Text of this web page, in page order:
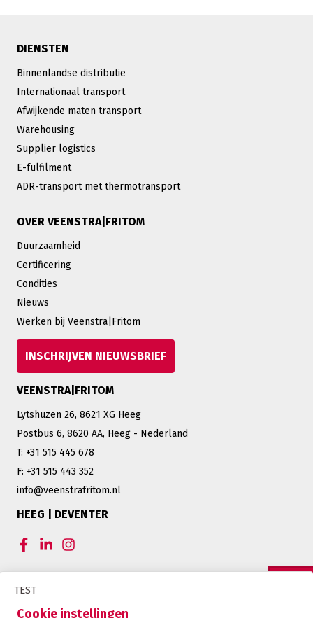
TEST
Cookie instellingen
DIENSTEN
Binnenlandse distributie
Internationaal transport
Afwijkende maten transport
Warehousing
Supplier logistics
E-fulfilment
ADR-transport met thermotransport
OVER VEENSTRA|FRITOM
Duurzaamheid
Certificering
Condities
Nieuws
Werken bij Veenstra|Fritom
INSCHRIJVEN NIEUWSBRIEF
VEENSTRA|FRITOM
Lytshuzen 26, 8621 XG Heeg
Postbus 6, 8620 AA, Heeg - Nederland
T: +31 515 445 678
F: +31 515 443 352
info@veenstrafritom.nl
HEEG | DEVENTER